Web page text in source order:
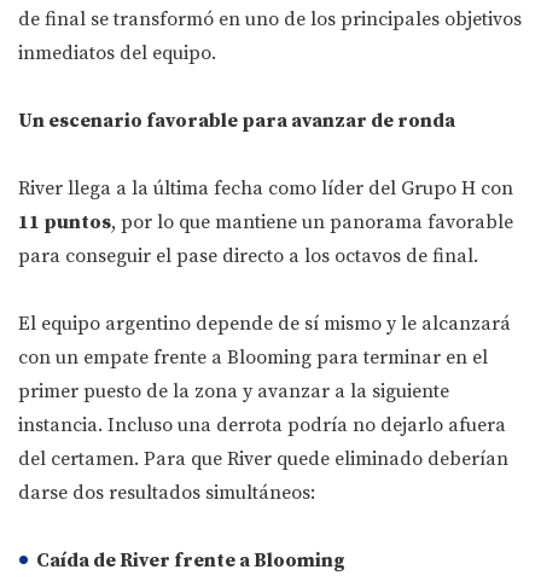
de final se transformó en uno de los principales objetivos
inmediatos del equipo.
Un escenario favorable para avanzar de ronda
River llega a la última fecha como líder del Grupo H con
11 puntos, por lo que mantiene un panorama favorable
para conseguir el pase directo a los octavos de final.
El equipo argentino depende de sí mismo y le alcanzará
con un empate frente a Blooming para terminar en el
primer puesto de la zona y avanzar a la siguiente
instancia. Incluso una derrota podría no dejarlo afuera
del certamen. Para que River quede eliminado deberían
darse dos resultados simultáneos:
Caída de River frente a Blooming